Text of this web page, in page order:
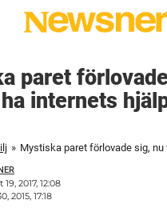
paret
internets
»
19, 2017, 12:08
2015, 17:18